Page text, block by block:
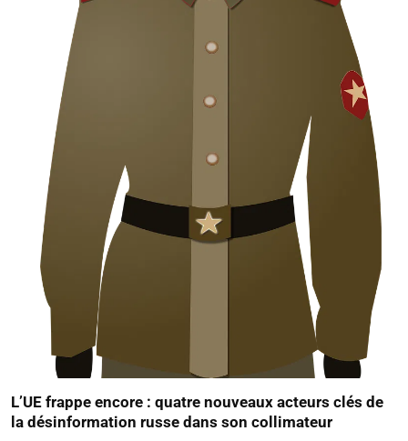
L’UE frappe encore : quatre nouveaux acteurs clés de
la désinformation russe dans son collimateur